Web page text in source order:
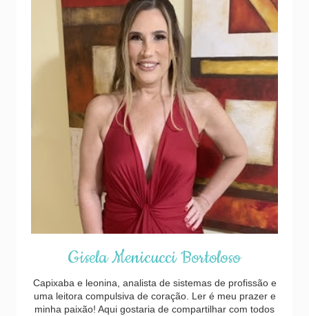
Gisela Menicucci Bortoloso
Capixaba e leonina, analista de sistemas de profissão e
uma leitora compulsiva de coração. Ler é meu prazer e
minha paixão! Aqui gostaria de compartilhar com todos